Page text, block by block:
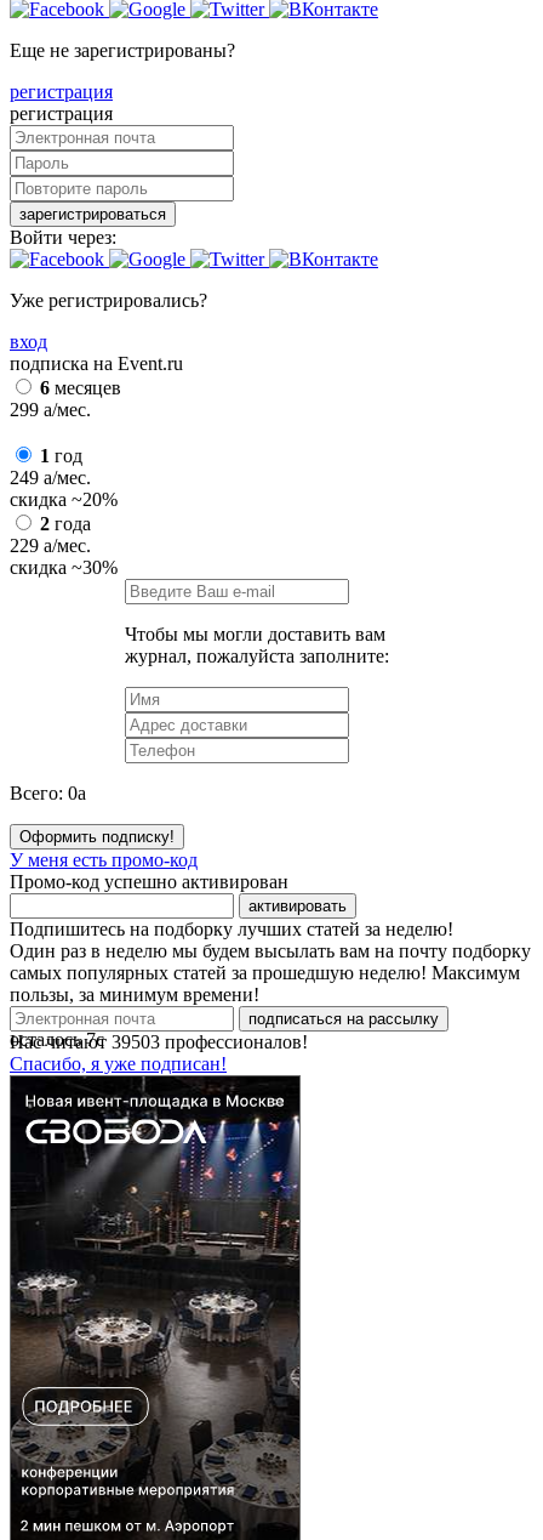
Еще не зарегистрированы?
регистрация
регистрация
зарегистрироваться
Войти через:
Уже регистрировались?
вход
подписка на Event.ru
6 месяцев
299 a/мес.
1 год
249 a/мес.
скидка ~20%
2 года
229 a/мес.
скидка ~30%
Чтобы мы могли доставить вам
журнал, пожалуйста заполните:
Всего: 0a
Оформить подписку!
У меня есть промо-код
Промо-код успешно активирован
активировать
Подпишитесь на подборку лучших статей за неделю!
Один раз в неделю мы будем высылать вам на почту подборку
самых популярных статей за прошедшую неделю! Максимум
пользы, за минимум времени!
подписаться на рассылку
Нас читают 39503 профессионалов!
Спасибо, я уже подписан!
осталось7с